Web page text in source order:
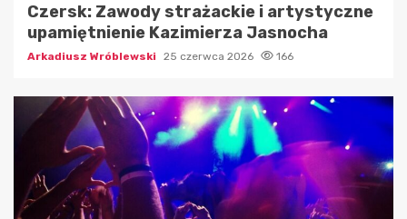
Czersk: Zawody strażackie i artystyczne
upamiętnienie Kazimierza Jasnocha
Arkadiusz Wróblewski 25 czerwca 2026 166